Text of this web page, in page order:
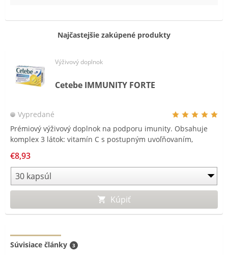
Najčastejšie zakúpené produkty
Výživový doplnok
Cetebe IMMUNITY FORTE
Vypredané
Prémiový výživový doplnok na podporu imunity. Obsahuje
komplex 3 látok: vitamín C s postupným uvoľňovaním,
€8,93
Kúpiť
Súvisiace články 3